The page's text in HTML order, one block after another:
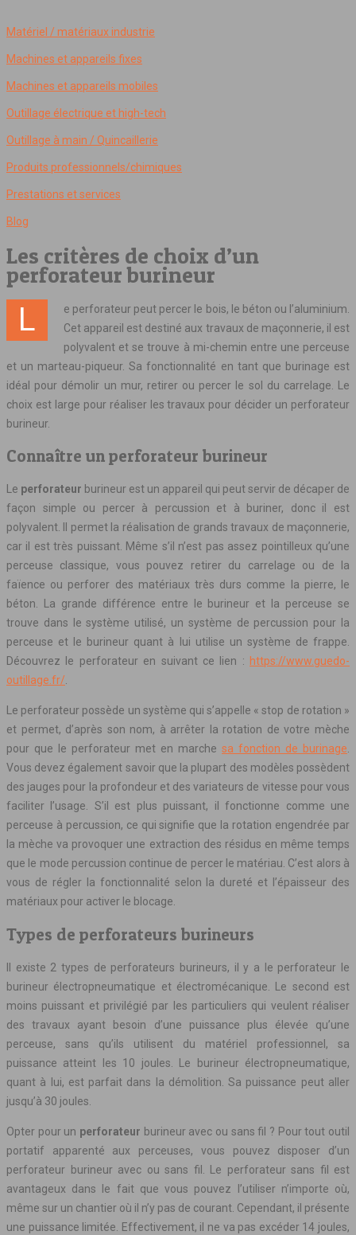
Matériel / matériaux industrie
Machines et appareils fixes
Machines et appareils mobiles
Outillage électrique et high-tech
Outillage à main / Quincaillerie
Produits professionnels/chimiques
Prestations et services
Blog
Les critères de choix d’un
perforateur burineur
Le perforateur peut percer le bois, le béton ou l’aluminium.
Cet appareil est destiné aux travaux de maçonnerie, il est
polyvalent et se trouve à mi-chemin entre une perceuse
et un marteau-piqueur. Sa fonctionnalité en tant que burinage est
idéal pour démolir un mur, retirer ou percer le sol du carrelage. Le
choix est large pour réaliser les travaux pour décider un perforateur
burineur.
Connaître un perforateur burineur
Le perforateur burineur est un appareil qui peut servir de décaper de
façon simple ou percer à percussion et à buriner, donc il est
polyvalent. Il permet la réalisation de grands travaux de maçonnerie,
car il est très puissant. Même s’il n’est pas assez pointilleux qu’une
perceuse classique, vous pouvez retirer du carrelage ou de la
faïence ou perforer des matériaux très durs comme la pierre, le
béton. La grande différence entre le burineur et la perceuse se
trouve dans le système utilisé, un système de percussion pour la
perceuse et le burineur quant à lui utilise un système de frappe.
Découvrez le perforateur en suivant ce lien : https://www.guedo-
outillage.fr/.
Le perforateur possède un système qui s’appelle « stop de rotation »
et permet, d’après son nom, à arrêter la rotation de votre mèche
pour que le perforateur met en marche sa fonction de burinage.
Vous devez également savoir que la plupart des modèles possèdent
des jauges pour la profondeur et des variateurs de vitesse pour vous
faciliter l’usage. S’il est plus puissant, il fonctionne comme une
perceuse à percussion, ce qui signifie que la rotation engendrée par
la mèche va provoquer une extraction des résidus en même temps
que le mode percussion continue de percer le matériau. C’est alors à
vous de régler la fonctionnalité selon la dureté et l’épaisseur des
matériaux pour activer le blocage.
Types de perforateurs burineurs
Il existe 2 types de perforateurs burineurs, il y a le perforateur le
burineur électropneumatique et électromécanique. Le second est
moins puissant et privilégié par les particuliers qui veulent réaliser
des travaux ayant besoin d’une puissance plus élevée qu’une
perceuse, sans qu’ils utilisent du matériel professionnel, sa
puissance atteint les 10 joules. Le burineur électropneumatique,
quant à lui, est parfait dans la démolition. Sa puissance peut aller
jusqu’à 30 joules.
Opter pour un perforateur burineur avec ou sans fil ? Pour tout outil
portatif apparenté aux perceuses, vous pouvez disposer d’un
perforateur burineur avec ou sans fil. Le perforateur sans fil est
avantageux dans le fait que vous pouvez l’utiliser n’importe où,
même sur un chantier où il n’y pas de courant. Cependant, il présente
une puissance limitée. Effectivement, il ne va pas excéder 14 joules,